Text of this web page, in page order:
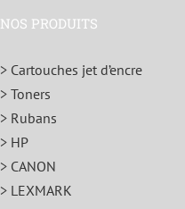
NOS PRODUITS
> Cartouches jet d’encre
> Toners
> Rubans
> HP
> CANON
> LEXMARK